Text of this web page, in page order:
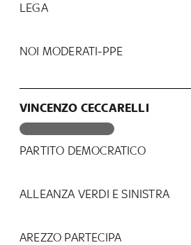
LEGA
NOI MODERATI-PPE
VINCENZO CECCARELLI
PARTITO DEMOCRATICO
ALLEANZA VERDI E SINISTRA
AREZZO PARTECIPA